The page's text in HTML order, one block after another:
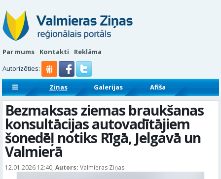
Par mums Kontakti
Reklāma
Autorizēties:
Ziņas Galerijas
Afiša
Sludinājumi
Reklāmraksti
Bezmaksas ziemas braukšanas
konsultācijas autovadītājiem
šonedēļ notiks Rīgā, Jelgavā un
Valmierā
12.01.2026 12:40, Autors: Valmieras Ziņas